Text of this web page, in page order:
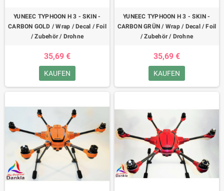
YUNEEC TYPHOON H 3 - SKIN -
CARBON GOLD / Wrap / Decal / Foil
/ Zubehör / Drohne
35,69 €
KAUFEN
YUNEEC TYPHOON H 3 - SKIN -
CARBON GRÜN / Wrap / Decal / Foil
/ Zubehör / Drohne
35,69 €
KAUFEN